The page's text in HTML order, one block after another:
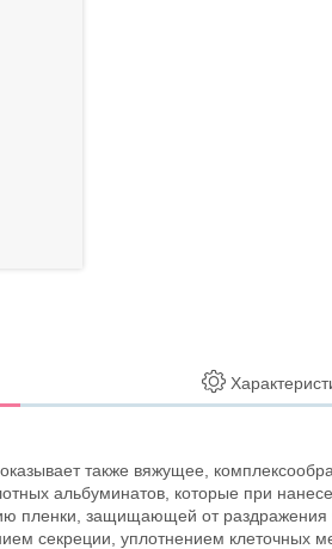
также вяжущее,
альбуминатов, которые при
пленки, защищающей от
секреции, уплотнением